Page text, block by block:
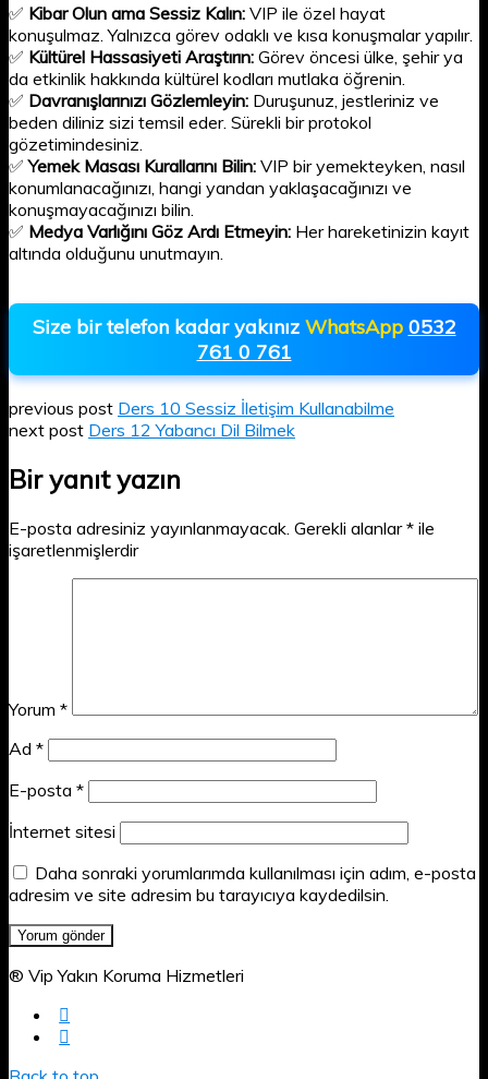
✅ Kibar Olun ama Sessiz Kalın: VIP ile özel hayat
konuşulmaz. Yalnızca görev odaklı ve kısa konuşmalar yapılır.
✅ Kültürel Hassasiyeti Araştırın: Görev öncesi ülke, şehir ya
da etkinlik hakkında kültürel kodları mutlaka öğrenin.
✅ Davranışlarınızı Gözlemleyin: Duruşunuz, jestleriniz ve
beden diliniz sizi temsil eder. Sürekli bir protokol
gözetimindesiniz.
✅Yemek Masası Kurallarını Bilin: VIP bir yemekteyken, nasıl
konumlanacağınızı, hangi yandan yaklaşacağınızı ve
konuşmayacağınızı bilin.
✅ Medya Varlığını Göz Ardı Etmeyin: Her hareketinizin kayıt
altında olduğunu unutmayın.
Size bir telefon kadar yakınız WhatsApp 0532
761 0 761
previous post Ders 10 Sessiz İletişim Kullanabilme
next post Ders 12 Yabancı Dil Bilmek
Bir yanıt yazın
E-posta adresiniz yayınlanmayacak. Gerekli alanlar* ile
işaretlenmişlerdir
Yorum *
Ad *
E-posta *
İnternet sitesi
Daha sonraki yorumlarımda kullanılması için adım, e-posta
adresim ve site adresim bu tarayıcıya kaydedilsin.
® Vip Yakın Koruma Hizmetleri